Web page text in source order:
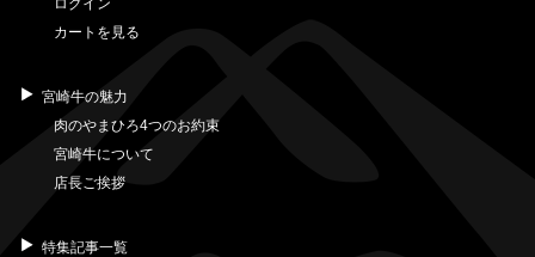
ログイン
カートを見る
宮崎牛の魅力
肉のやまひろ4つのお約束
宮崎牛について
店長ご挨拶
特集記事一覧